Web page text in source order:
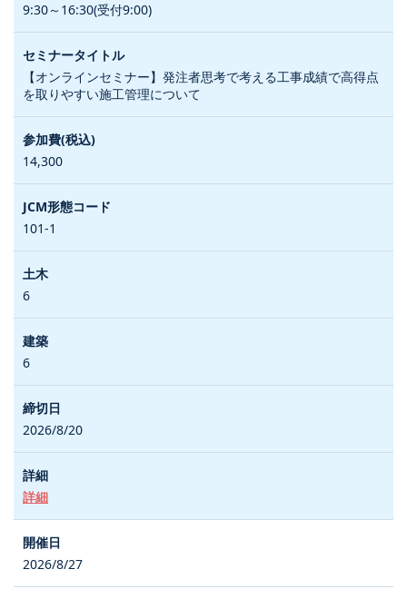
9:30～16:30(受付9:00)
【オンラインセミナー】発注者思考で考える工事成績で高得点
を取りやすい施工管理について
14,300
101-1
6
6
2026/8/20
詳細
2026/8/27